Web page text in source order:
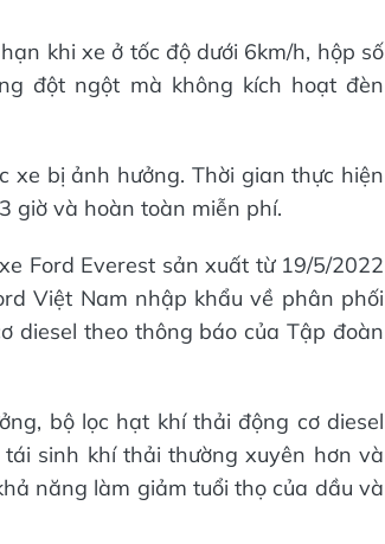
khi xe ở tốc độ dưới 6km/h, hộp số
đột ngột mà không kích hoạt đèn
xe bị ảnh hưởng. Thời gian thực hiện
giờ và hoàn toàn miễn phí.
Ford Everest sản xuất từ 19/5/2022
Việt Nam nhập khẩu về phân phối
diesel theo thông báo của Tập đoàn
bộ lọc hạt khí thải động cơ diesel
sinh khí thải thường xuyên hơn và
năng làm giảm tuổi thọ của dầu và